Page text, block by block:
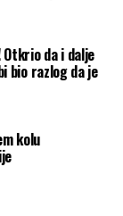
Otkrio da i dalje
bio razlog da je
kolu